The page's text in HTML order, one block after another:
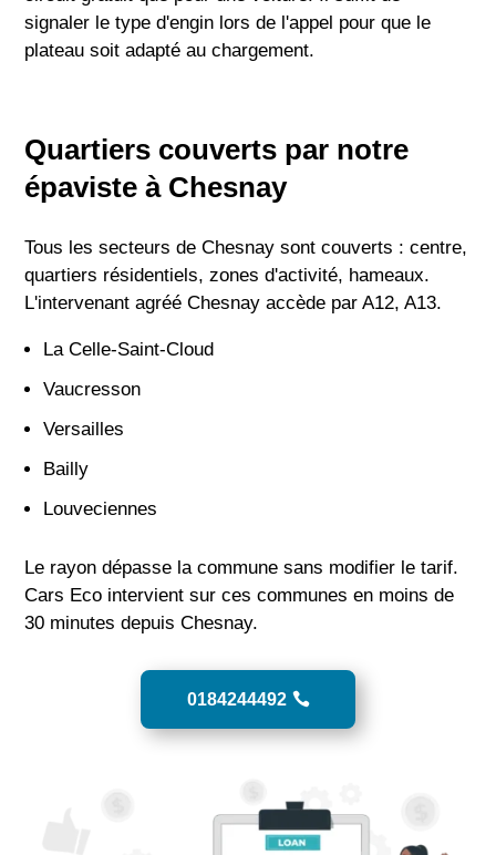
signaler le type d'engin lors de l'appel pour que le
plateau soit adapté au chargement.
Quartiers couverts par notre
épaviste à Chesnay
Tous les secteurs de Chesnay sont couverts : centre,
quartiers résidentiels, zones d'activité, hameaux.
L'intervenant agréé Chesnay accède par A12, A13.
La Celle-Saint-Cloud
Vaucresson
Versailles
Bailly
Louveciennes
Le rayon dépasse la commune sans modifier le tarif.
Cars Eco intervient sur ces communes en moins de
30 minutes depuis Chesnay.
0184244492